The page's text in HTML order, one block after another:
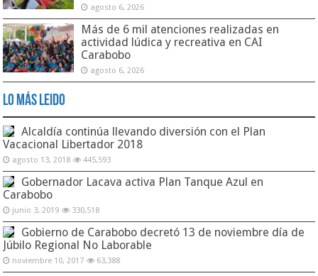
agosto 6, 2026
Más de 6 mil atenciones realizadas en
actividad lúdica y recreativa en CAI
Carabobo
agosto 6, 2026
Lo Más Leido
Alcaldía continúa llevando diversión con el Plan
Vacacional Libertador 2018
agosto 13, 2018 445,593
Gobernador Lacava activa Plan Tanque Azul en
Carabobo
junio 3, 2019 330,518
Gobierno de Carabobo decretó 13 de noviembre día de
Júbilo Regional No Laborable
noviembre 10, 2017 63,388